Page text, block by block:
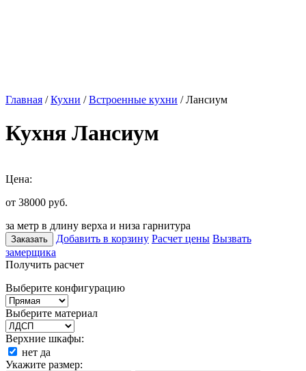
Главная /Кухни /Встроенные кухни / Лансиум
Кухня Лансиум
Цена:
от 38000 руб.
за метр в длину верха и низа гарнитура
Заказать Добавить в корзину Расчет цены Вызвать
замерщика
Получить расчет
Выберите конфигурацию
Выберите материал
Верхние шкафы:
нет да
Укажите размер: